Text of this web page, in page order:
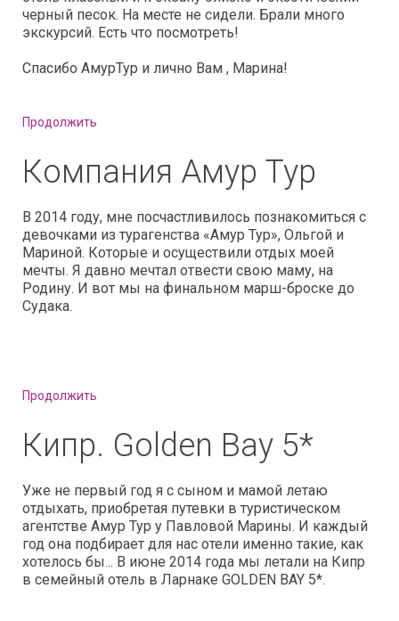
черный песок. На месте не сидели. Брали много
экскурсий. Есть что посмотреть!
Спасибо АмурТур и лично Вам , Марина!
Продолжить
Компания Амур Тур
В 2014 году, мне посчастливилось познакомиться с
девочками из турагенства «Амур Тур», Ольгой и
Мариной. Которые и осуществили отдых моей
мечты. Я давно мечтал отвести свою маму, на
Родину. И вот мы на финальном марш-броске до
Судака.
Продолжить
Кипр. Golden Bay 5*
Уже не первый год я с сыном и мамой летаю
отдыхать, приобретая путевки в туристическом
агентстве Амур Тур у Павловой Марины. И каждый
год она подбирает для нас отели именно такие, как
хотелось бы... В июне 2014 года мы летали на Кипр
в семейный отель в Ларнаке GOLDEN BAY 5*.